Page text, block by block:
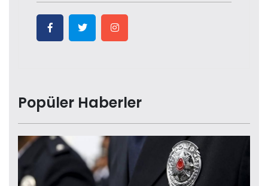
Popüler Haberler